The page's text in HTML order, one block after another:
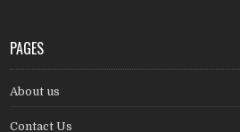
PAGES
About us
Contact Us